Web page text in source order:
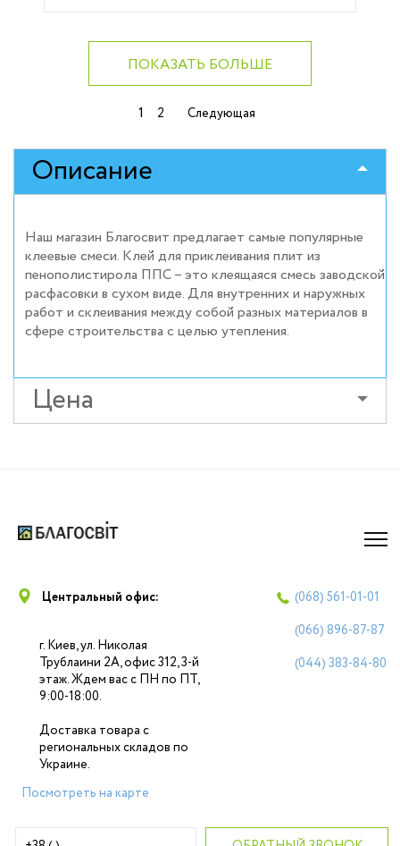
ПОКАЗАТЬ БОЛЬШЕ
Навигация
1 2 Следующая
Описание
Наш магазин Благосвит предлагает самые популярные
клеевые смеси. Клей для приклеивания плит из
пенополистирола ППС – это клеящаяся смесь заводской
расфасовки в сухом виде. Для внутренних и наружных
работ и склеивания между собой разных материалов в
сфере строительства с целью утепления.
Цена
Центральный офис:
г. Киев, ул. Николая
Трублаини 2А, офис 312, 3-й
этаж. Ждем вас с ПН по ПТ,
9:00-18:00.
Доставка товара с
региональных складов по
Украине.
Посмотреть на карте
(068) 561-01-01
(066) 896-87-87
(044) 383-84-80